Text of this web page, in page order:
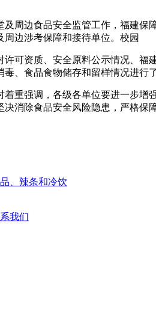
及周边食品安全监管工作，福建保
边涉考保障和接待单位。校园
可资质、安全原料公示情况、福
、食品食物储存和留样情况进行
重强调，各级各单位要进一步
消除食品安全风险隐患，严格保
、辣条和冷饮
我们